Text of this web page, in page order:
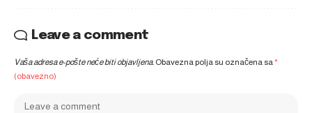
Leave a comment
Vaša adresa e-pošte neće biti objavljena. Obavezna polja su označena sa*
(obavezno)